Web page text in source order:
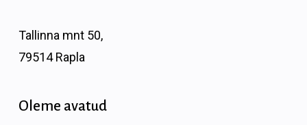
Tallinna mnt 50,
79514 Rapla
Oleme avatud